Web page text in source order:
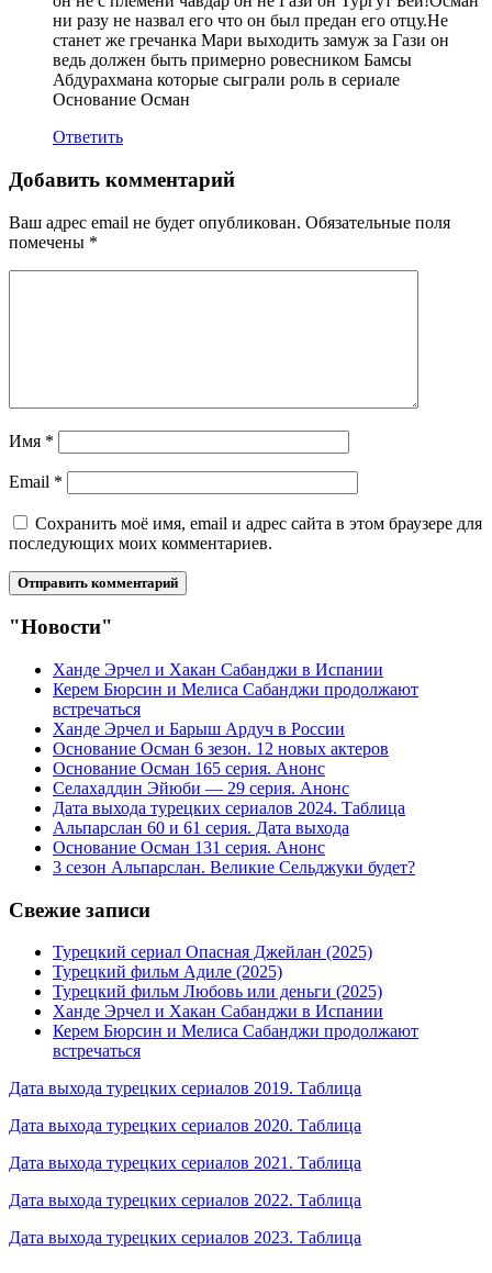
ни разу не назвал его что он был предан его отцу.Не
станет же гречанка Мари выходить замуж за Гази он
ведь должен быть примерно ровесником Бамсы
Абдурахмана которые сыграли роль в сериале
Основание Осман
Ответить
Добавить комментарий
Ваш адрес email не будет опубликован. Обязательные поля
помечены *
Имя *
Email *
Сохранить моё имя, email и адрес сайта в этом браузере для
последующих моих комментариев.
"Новости"
Ханде Эрчел и Хакан Сабанджи в Испании
Керем Бюрсин и Мелиса Сабанджи продолжают
встречаться
Ханде Эрчел и Барыш Ардуч в России
Основание Осман 6 зезон. 12 новых актеров
Основание Осман 165 серия. Анонс
Селахаддин Эйюби — 29 серия. Анонс
Дата выхода турецких сериалов 2024. Таблица
Альпарслан 60 и 61 серия. Дата выхода
Основание Осман 131 серия. Анонс
3 сезон Альпарслан. Великие Сельджуки будет?
Свежие записи
Турецкий сериал Опасная Джейлан (2025)
Турецкий фильм Адиле (2025)
Турецкий фильм Любовь или деньги (2025)
Ханде Эрчел и Хакан Сабанджи в Испании
Керем Бюрсин и Мелиса Сабанджи продолжают
встречаться
Дата выхода турецких сериалов 2019. Таблица
Дата выхода турецких сериалов 2020. Таблица
Дата выхода турецких сериалов 2021. Таблица
Дата выхода турецких сериалов 2022. Таблица
Дата выхода турецких сериалов 2023. Таблица